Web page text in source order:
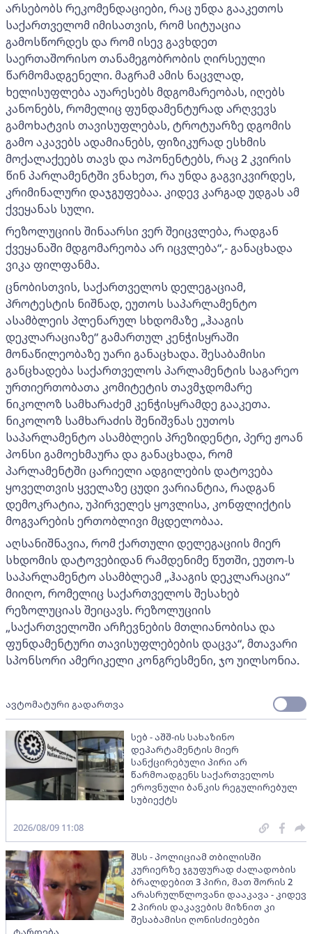
არსებობს რეკომენდაციები, რაც უნდა გააკეთოს
საქართველომ იმისათვის, რომ სიტუაცია
გამოსწორდეს და რომ ისევ გავხდეთ
საერთაშორისო თანამეგობრობის ღირსეული
წარმომადგენელი. მაგრამ ამის ნაცვლად,
ხელისუფლება აუარესებს მდგომარეობას, იღებს
კანონებს, რომელიც ფუნდამენტურად არღვევს
გამოხატვის თავისუფლებას, ტროტუარზე დგომის
გამო აკავებს ადამიანებს, ფიზიკურად ესხმის
მოქალაქეებს თავს და ოპონენტებს, რაც 2 კვირის
წინ პარლამენტში ვნახეთ, რა უნდა გაგვიკვირდეს,
კრიმინალური დაჯგუფებაა. კიდევ კარგად უდგას ამ
ქვეყანას სული.
რეზოლუციის შინაარსი ვერ შეიცვლება, რადგან
ქვეყანაში მდგომარეობა არ იცვლება“,- განაცხადა
ვიკა ფილფანმა.
ცნობისთვის, საქართველოს დელეგაციამ,
პროტესტის ნიშნად, ეუთოს საპარლამენტო
ასამბლეის პლენარულ სხდომაზე „ჰააგის
დეკლარაციაზე“ გამართულ კენჭისყრაში
მონაწილეობაზე უარი განაცხადა. შესაბამისი
განცხადება საქართველოს პარლამენტის საგარეო
ურთიერთობათა კომიტეტის თავმჯდომარე
ნიკოლოზ სამხარაძემ კენჭისყრამდე გააკეთა.
ნიკოლოზ სამხარაძის შენიშვნას ეუთოს
საპარლამენტო ასამბლეის პრეზიდენტი, პერე ჟოან
პონსი გამოეხმაურა და განაცხადა, რომ
პარლამენტში ცარიელი ადგილების დატოვება
ყოველთვის ყველაზე ცუდი ვარიანტია, რადგან
დემოკრატია, უპირველეს ყოვლისა, კონფლიქტის
მოგვარების ერთობლივი მცდელობაა.
აღსანიშნავია, რომ ქართული დელეგაციის მიერ
სხდომის დატოვებიდან რამდენიმე წუთში, ეუთო-ს
საპარლამენტო ასამბლეამ „ჰააგის დეკლარაცია“
მიიღო, რომელიც საქართველოს შესახებ
რეზოლუციას შეიცავს. რეზოლუციის
„საქართველოში არჩევნების მთლიანობისა და
ფუნდამენტური თავისუფლებების დაცვა“, მთავარი
სპონსორი ამერიკელი კონგრესმენი, ჯო უილსონია.
ავტომატური გადართვა
სებ - აშშ-ის სახაზინო
დეპარტამენტის მიერ
სანქცირებული პირი არ
წარმოადგენს საქართველოს
ეროვნული ბანკის რეგულირებულ
სუბიექტს
2026/08/09 11:08
შსს - პოლიციამ თბილისში
კურიერზე ჯგუფურად ძალადობის
ბრალდებით 3 პირი, მათ შორის 2
არასრულწლოვანი დააკავა - კიდევ
2 პირის დაკავების მიზნით კი
შესაბამისი ღონისძიებები